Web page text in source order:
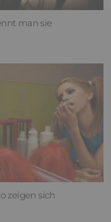
man sie
zeigen sich